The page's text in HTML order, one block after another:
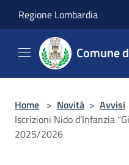
Regione Lombardia
Comune
Home > Novità > Avvisi
Iscrizioni Nido d’Infanzia
2025/2026